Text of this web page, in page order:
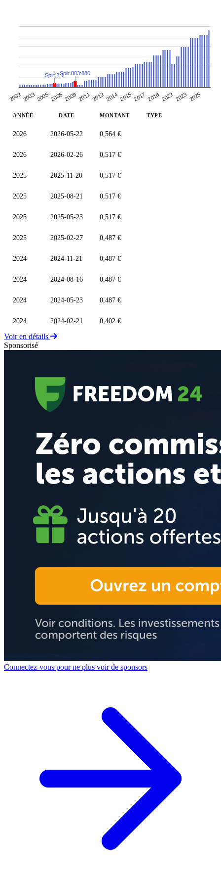
200220032005 2006 2009 201120122014 2015 2017 2018 2022 2023 2025
Split 2:1Split 883:880
ANNÉE DATE MONTANT TYPE
2026 2026-05-22 0,564 €
2026 2026-02-26 0,517 €
2025 2025-11-20 0,517 €
2025 2025-08-21 0,517 €
2025 2025-05-23 0,517 €
2025 2025-02-27 0,487 €
2024 2024-11-21 0,487 €
2024 2024-08-16 0,487 €
2024 2024-05-23 0,487 €
2024 2024-02-21 0,402 €
Voir en détails
Sponsorisé
Connectez-vous pour ne plus voir de sponsors